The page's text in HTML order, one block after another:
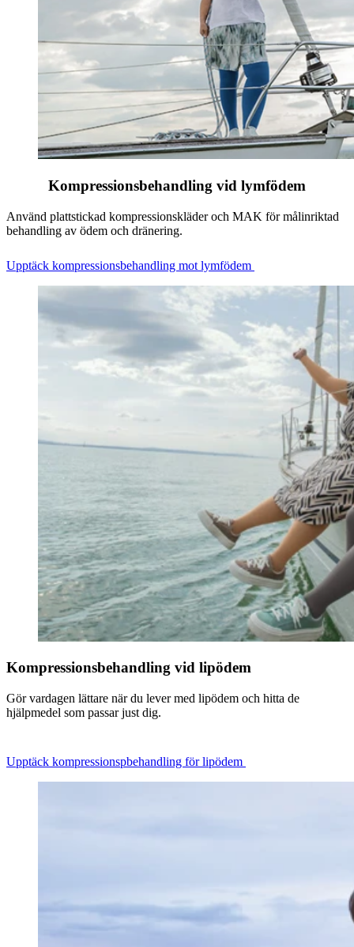
Kompressionsbehandling vid lymfödem
Använd plattstickad kompressionskläder och MAK för målinriktad
behandling av ödem och dränering.
Upptäck kompressionsbehandling mot lymfödem
Kompressionsbehandling vid lipödem
Gör vardagen lättare när du lever med lipödem och hitta de
hjälpmedel som passar just dig.
Upptäck kompressionspbehandling för lipödem